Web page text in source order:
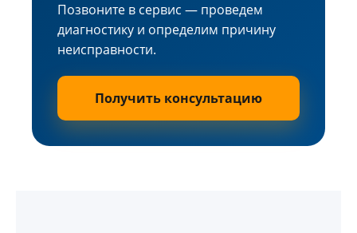
Позвоните в сервис — проведем
диагностику и определим причину
неисправности.
Получить консультацию